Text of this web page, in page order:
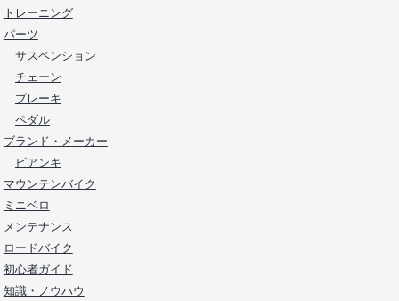
トレーニング
パーツ
サスペンション
チェーン
ブレーキ
ペダル
ブランド・メーカー
ビアンキ
マウンテンバイク
ミニベロ
メンテナンス
ロードバイク
初心者ガイド
知識・ノウハウ